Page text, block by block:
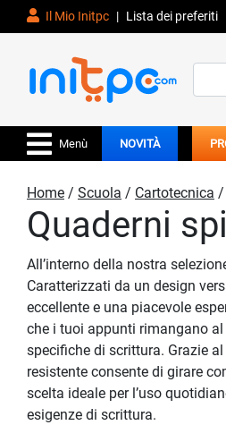
Il Mio Initpc | Lista dei preferiti
for:
Menù NOVITÀ
Home / Scuola / Cartotecnica /
Quaderni
All’interno della nostra
Caratterizzati da un design
eccellente e una piacevole
che i tuoi appunti rimangano
specifiche di scrittura. Grazie
resistente consente di girare
scelta ideale per l’uso
esigenze di scrittura.